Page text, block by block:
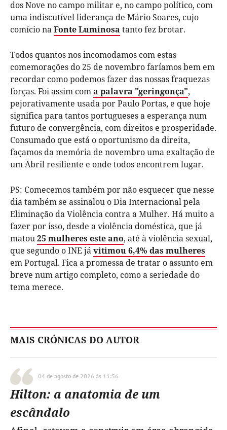
dos Nove no campo militar e, no campo político, com
uma indiscutível liderança de Mário Soares, cujo
comício naFonte Luminosa tanto fez brotar.
Todos quantos nos incomodamos com estas
comemorações do 25 de novembro faríamos bem em
recordar como podemos fazer das nossas fraquezas
forças. Foi assim coma palavra "geringonça",
pejorativamente usada por Paulo Portas, e que hoje
significa para tantos portugueses a esperança num
futuro de convergência, com direitos e prosperidade.
Consumado que está o oportunismo da direita,
façamos da memória de novembro uma exaltação de
um Abril resiliente e onde todos encontrem lugar.
PS: Comecemos também por não esquecer que nesse
dia também se assinalou o Dia Internacional pela
Eliminação da Violência contra a Mulher. Há muito a
fazer por isso, desde a violência doméstica, que já
matou25 mulheres este ano, até à violência sexual,
que segundo o INE jávitimou 6,4% das mulheres
em Portugal. Fica a promessa de tratar o assunto em
breve num artigo completo, como a seriedade do
tema merece.
MAIS CRÓNICAS DO AUTOR
04 de agosto de 2026 às 11:56
Hilton: a anatomia de um
escândalo